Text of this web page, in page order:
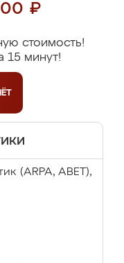
₽
стоимость!
15 минут!
(ARPA, ABET),